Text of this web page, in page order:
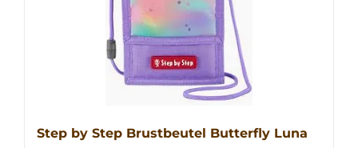
Step by Step Brustbeutel Butterfly Luna